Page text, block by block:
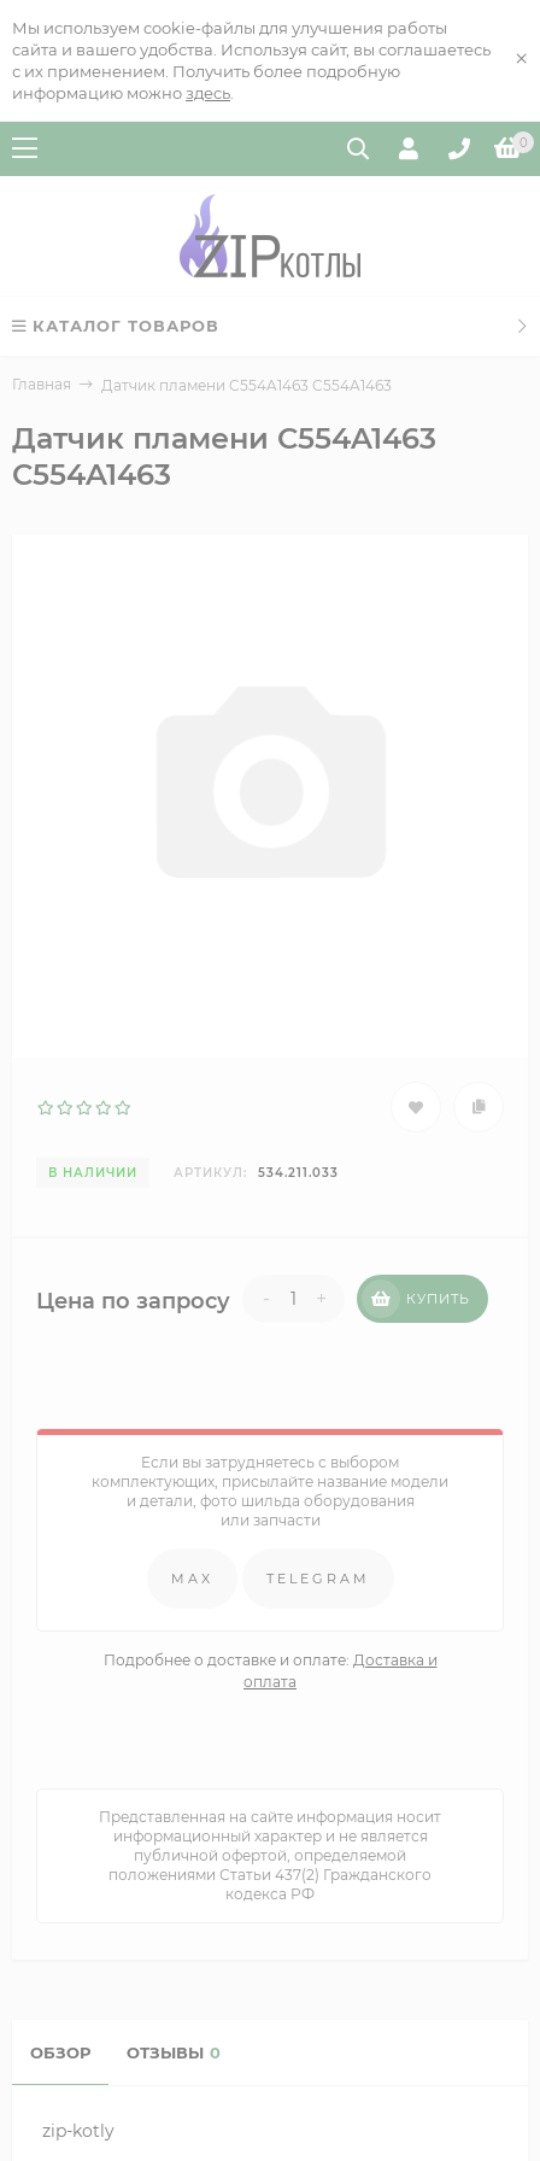
Мы используем cookie-файлы для улучшения работы
сайта и вашего удобства. Используя сайт, вы соглашаетесь
с их применением. Получить более подробную
информацию можно здесь
×
0
КАТАЛОГ ТОВАРОВ
Главная Датчик пламени C554A1463 C554A1463
Датчик пламени C554A1463
C554A1463
В НАЛИЧИИ АРТИКУЛ: 534.211.033
Цена по запросу - + КУПИТЬ
Если вы затрудняетесь с выбором
комплектующих, присылайте название модели
и детали, фото шильда оборудования
или запчасти
MAX TELEGRAM
Подробнее о доставке и оплате: Доставка и
оплата
Представленная на сайте информация носит
информационный характер и не является
публичной офертой, определяемой
положениями Статьи 437(2) Гражданского
кодекса РФ
ОБЗОР ОТЗЫВЫ 0
zip-kotly